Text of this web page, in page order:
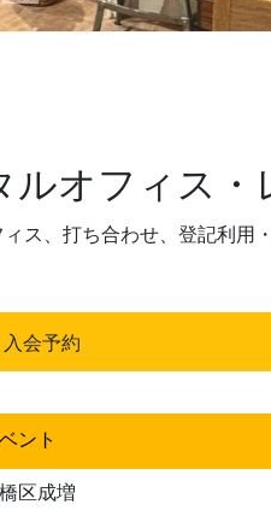
オフィス・
ス、打ち合わせ、登記利用
会予約
ント
区成増